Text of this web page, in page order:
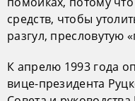
средств, чтобы
разгул, пресловутую
К апрелю 1993 года
вице-президента